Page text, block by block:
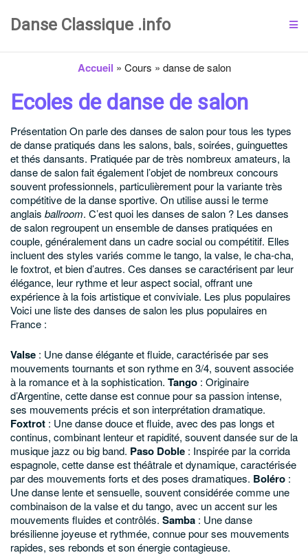
Danse Classique .info
Accueil » Cours » danse de salon
Ecoles de danse de salon
PrésentationOn parle des danses de salon pour tous les types
de danse pratiqués dans les salons, bals, soirées, guinguettes
et thés dansants. Pratiquée par de très nombreux amateurs, la
danse de salon fait également l’objet de nombreux concours
souvent professionnels, particulièrement pour la variante très
compétitive de la danse sportive. On utilise aussi le terme
anglais ballroom. C’est quoi les danses de salon ? Les danses
de salon regroupent un ensemble de danses pratiquées en
couple, généralement dans un cadre social ou compétitif. Elles
incluent des styles variés comme le tango, la valse, le cha-cha,
le foxtrot, et bien d’autres. Ces danses se caractérisent par leur
élégance, leur rythme et leur aspect social, offrant une
expérience à la fois artistique et conviviale. Les plus populaires
Voici une liste des danses de salon les plus populaires en
France :
Valse : Une danse élégante et fluide, caractérisée par ses
mouvements tournants et son rythme en 3/4, souvent associée
à la romance et à la sophistication. Tango : Originaire
d’Argentine, cette danse est connue pour sa passion intense,
ses mouvements précis et son interprétation dramatique.
Foxtrot : Une danse douce et fluide, avec des pas longs et
continus, combinant lenteur et rapidité, souvent dansée sur de la
musique jazz ou big band. Paso Doble : Inspirée par la corrida
espagnole, cette danse est théâtrale et dynamique, caractérisée
par des mouvements forts et des poses dramatiques. Boléro :
Une danse lente et sensuelle, souvent considérée comme une
combinaison de la valse et du tango, avec un accent sur les
mouvements fluides et contrôlés. Samba : Une danse
brésilienne joyeuse et rythmée, connue pour ses mouvements
rapides, ses rebonds et son énergie contagieuse.